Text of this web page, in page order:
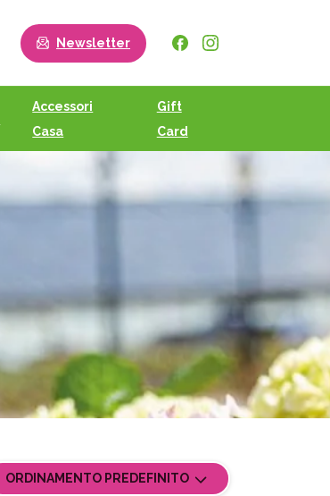
Newsletter
Accessori
Casa
Gift
Card
ORDINAMENTO PREDEFINITO